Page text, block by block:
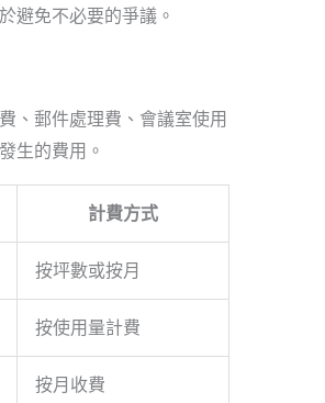
避免不必要的爭議。
、郵件處理費、會議室使用
生的費用。
計費方式
按坪數或按月
按使用量計費
按月收費